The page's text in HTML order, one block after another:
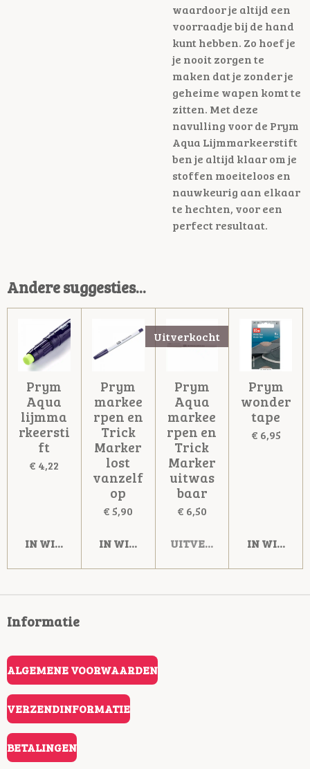
waardoor je altijd een
voorraadje bij de hand
kunt hebben. Zo hoef je
je nooit zorgen te
maken dat je zonder je
geheime wapen komt te
zitten. Met deze
navulling voor de Prym
Aqua Lijmmarkeerstift
ben je altijd klaar om je
stoffen moeiteloos en
nauwkeurig aan elkaar
te hechten, voor een
perfect resultaat.
Andere suggesties...
Prym
Aqua
lijmma
rkeersti
ft
€ 4,22
IN WINKELWAGEN
Prym
markee
rpen en
Trick
Marker
lost
vanzelf
op
€ 5,90
IN WINKELWAGEN
Uitverkocht
Prym
Aqua
markee
rpen en
Trick
Marker
uitwas
baar
€ 6,50
UITVERKOCHT
Prym
wonder
tape
€ 6,95
IN
Informatie
ALGEMENE VOORWAARDEN
VERZENDINFORMATIE
BETALINGEN